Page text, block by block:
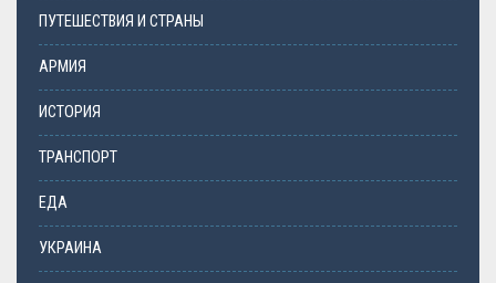
ПУТЕШЕСТВИЯ И СТРАНЫ
АРМИЯ
ИСТОРИЯ
ТРАНСПОРТ
ЕДА
УКРАИНА